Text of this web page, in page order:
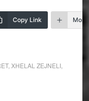
Copy Link More
, XHELAL ZEJNELI,